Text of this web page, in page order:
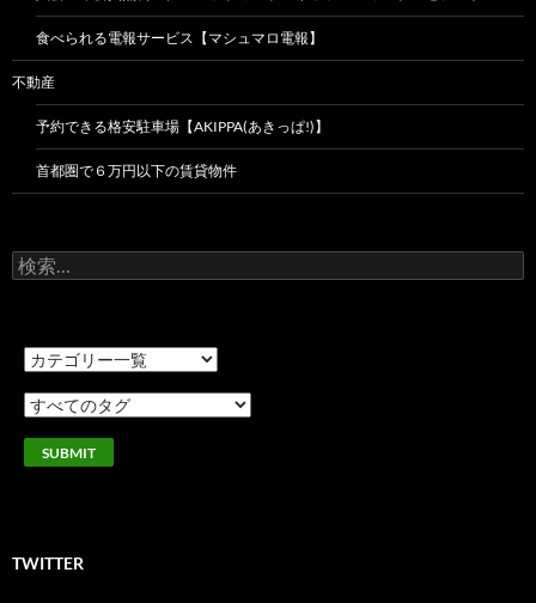
食べられる電報サービス【マシュマロ電報】
不動産
予約できる格安駐車場【AKIPPA(あきっぱ!)】
首都圏で６万円以下の賃貸物件
検
索:
TWITTER